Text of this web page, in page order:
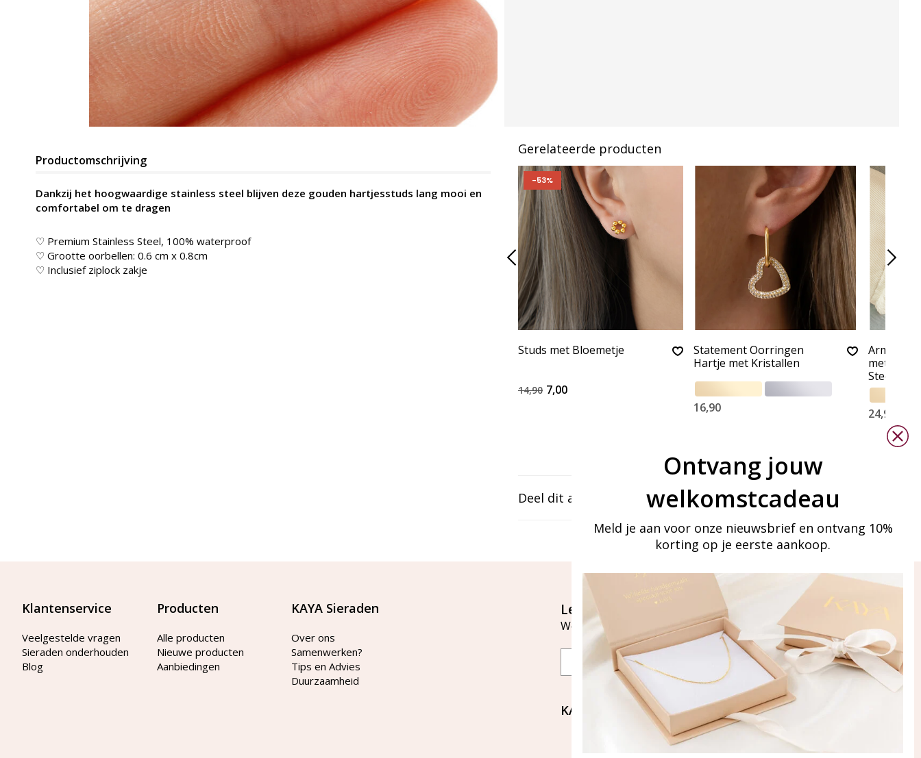
Productomschrijving
Dankzij het hoogwaardige stainless steel blijven deze gouden hartjesstuds lang mooi en
comfortabel om te dragen
♡ Premium Stainless Steel, 100% waterproof
♡ Grootte oorbellen: 0.6 cm x 0.8cm
♡ Inclusief ziplock zakje
Gerelateerde producten
-53%
Studs met Bloemetje
14,90 7,00
Statement Oorringen
Hartje met Kristallen
16,90
Armband
met
Steel
24,90
Deel dit artikel
Klantenservice
Veelgestelde vragen
Sieraden onderhouden
Blog
Producten
Alle producten
Nieuwe producten
Aanbiedingen
KAYA Sieraden
Over ons
Samenwerken?
Tips en Advies
Duurzaamheid
Let's stay in touch
Word lid van onze mailinglijst
KAYA Sieraden
Bellen of WhatsApp Ma-Vr
tussen 09:00-17:00
Ontvang jouw
welkomstcadeau
Meld je aan voor onze nieuwsbrief en ontvang 10%
korting op je eerste aankoop.